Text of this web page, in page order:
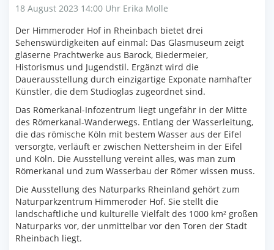
18 August 2023 14:00 Uhr Erika Molle
Der Himmeroder Hof in Rheinbach bietet drei
Sehenswürdigkeiten auf einmal: Das Glasmuseum zeigt
gläserne Prachtwerke aus Barock, Biedermeier,
Historismus und Jugendstil. Ergänzt wird die
Dauerausstellung durch einzigartige Exponate namhafter
Künstler, die dem Studioglas zugeordnet sind.
Das Römerkanal-Infozentrum liegt ungefähr in der Mitte
des Römerkanal-Wanderwegs. Entlang der Wasserleitung,
die das römische Köln mit bestem Wasser aus der Eifel
versorgte, verläuft er zwischen Nettersheim in der Eifel
und Köln. Die Ausstellung vereint alles, was man zum
Römerkanal und zum Wasserbau der Römer wissen muss.
Die Ausstellung des Naturparks Rheinland gehört zum
Naturparkzentrum Himmeroder Hof. Sie stellt die
landschaftliche und kulturelle Vielfalt des 1000 km² großen
Naturparks vor, der unmittelbar vor den Toren der Stadt
Rheinbach liegt.